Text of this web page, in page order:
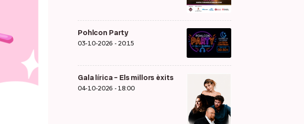
Pohlcon Party
03-10-2026 - 20:15
Gala lírica – Els millors èxits
04-10-2026 - 18:00